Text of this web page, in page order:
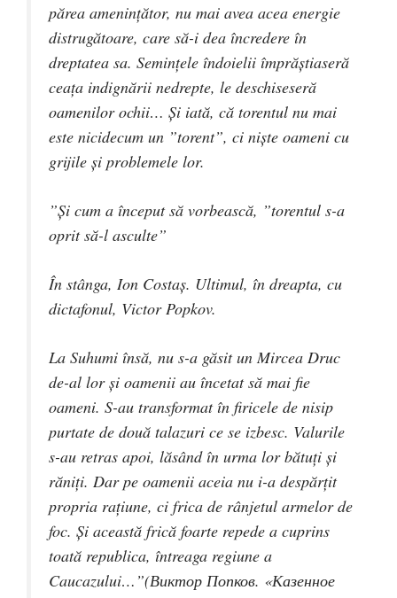
părea amenințător, nu mai avea acea energie
distrugătoare, care să-i dea încredere în
dreptatea sa. Semințele îndoielii împrăștiaseră
ceața indignării nedrepte, le deschiseseră
oamenilor ochii… Și iată, că torentul nu mai
este nicidecum un ”torent”, ci niște oameni cu
grijile și problemele lor.
”Și cum a început să vorbească, ”torentul s-a
oprit să-l asculte”
În stânga, Ion Costaș. Ultimul, în dreapta, cu
dictafonul, Victor Popkov.
La Suhumi însă, nu s-a găsit un Mircea Druc
de-al lor și oamenii au încetat să mai fie
oameni. S-au transformat în firicele de nisip
purtate de două talazuri ce se izbesc. Valurile
s-au retras apoi, lăsând în urma lor bătuţi şi
răniţi. Dar pe oamenii aceia nu i-a despărțit
propria rațiune, ci frica de rânjetul armelor de
foc. Şi această frică foarte repede a cuprins
toată republica, întreaga regiune a
Caucazului…”(Виктор Попков. «Казенное